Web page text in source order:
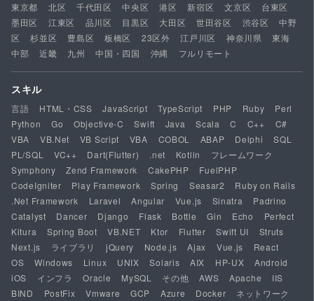
東京都
北区 千代田区 中央区 港区 新宿区 文京区
台東区
墨田区
江東区 品川区 目黒区 大田区 世田谷区 渋谷区
中野
区
杉並区 豊島区 板橋区 23区外 江戸川区 神奈川県
東海
中部
近畿 九州 中国・四国 沖縄 フルリモート
スキル
言語 HTML・CSS JavaScript TypeScript PHP Ruby
Perl
Python
Go Objective-C Swift Java Scala C C++
C#
VBA
VB.Net VB Script VBA COBOL ABAP Delphi
SQL
PL/SQL
VC++ Dart(Flutter) .net Kotlin
フレームワーク
Symphony
Zend Framework CakePHP
FuelPHP
CodeIgniter
Play Framework Spring Seasar2
Ruby on Rails
.Net Framework
Laravel Angular Vue.js Sinatra
Padrino
Catalyst
Dancer Django Flask Bottle Gin Echo
Perfect
Kitura
Spring Boot VB.NET Ktor Flutter Swift UI
Struts
Next.js
ライブラリ jQuery Node.js Ajax Vue.js
React
OS
Windows Linux UNIX Solaris AIX HP-UX
Android
iOS
インフラ Oracle MySQL その他 AWS Apache
IIS
BIND
PostFix Vmware GCP Azure Docker
ネットワーク